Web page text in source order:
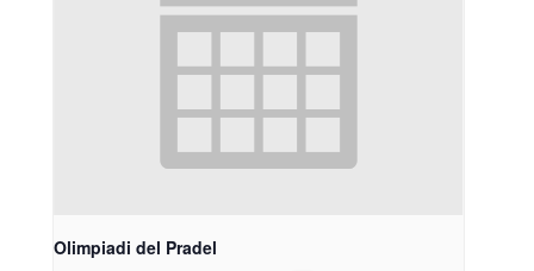
Olimpiadi del Pradel